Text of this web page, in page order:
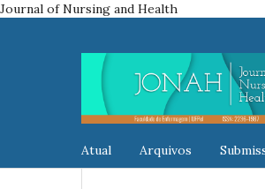
Journal of Nursing and Health
Atual Arquivos